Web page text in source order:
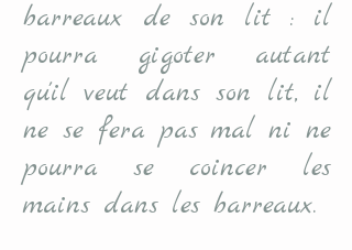
barreaux de son lit : il
pourra gigoter autant
qu'il veut dans son lit, il
ne se fera pas mal ni ne
pourra se coincer les
mains dans les barreaux.